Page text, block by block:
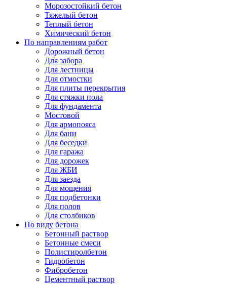
Морозостойкий бетон
Тяжелый бетон
Теплый бетон
Химический бетон
По направлениям работ
Дорожный бетон
Для забора
Для лестницы
Для отмостки
Для плиты перекрытия
Для стяжки пола
Для фундамента
Мостовой
Для армопояса
Для бани
Для беседки
Для гаража
Для дорожек
Для ЖБИ
Для заезда
Для мощения
Для подбетонки
Для полов
Для столбиков
По виду бетона
Бетонный раствор
Бетонные смеси
Полистиролбетон
Гидробетон
Фибробетон
Цементный раствор